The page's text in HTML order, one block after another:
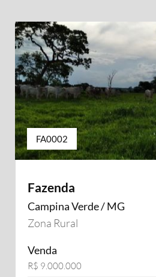
FA0002
Fazenda
Campina Verde / MG
Zona Rural
Venda
R$ 9.000.000